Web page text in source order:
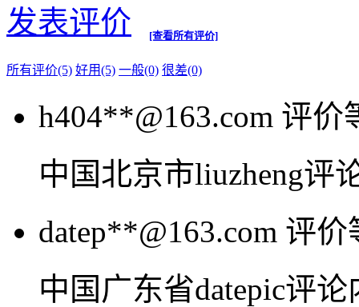
发表评价
[查看所有评价]
所有评价(5) 好用(5) 一般(0) 很差(0)
h404**@163.com 评价
中国北京市liuzheng评
datep**@163.com 评价
中国广东省datepic评